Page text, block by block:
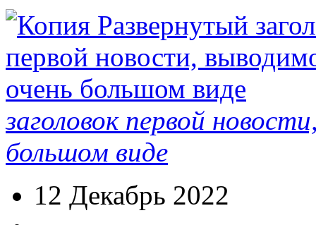
заголовок первой
большом виде
12 Декабрь 2022